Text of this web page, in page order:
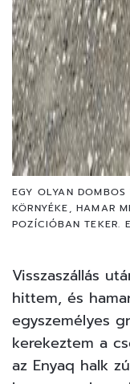
EGY OLYAN
KÖRNYÉKE, HAMAR
POZÍCIÓBAN TEKER.
Visszaszállás
hittem, és
egyszemélyes
kerekeztem a
az Enyaq halk